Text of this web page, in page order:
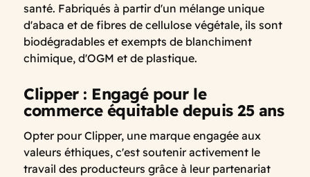
santé. Fabriqués à partir d'un mélange unique
d'abaca et de fibres de cellulose végétale, ils sont
biodégradables et exempts de blanchiment
chimique, d'OGM et de plastique.
Clipper : Engagé pour le
commerce équitable depuis 25 ans
Opter pour Clipper, une marque engagée aux
valeurs éthiques, c'est soutenir activement le
travail des producteurs grâce à leur partenariat